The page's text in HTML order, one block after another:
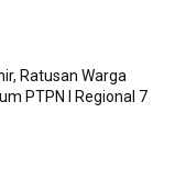
Ratusan Warga
PTPN I Regional 7